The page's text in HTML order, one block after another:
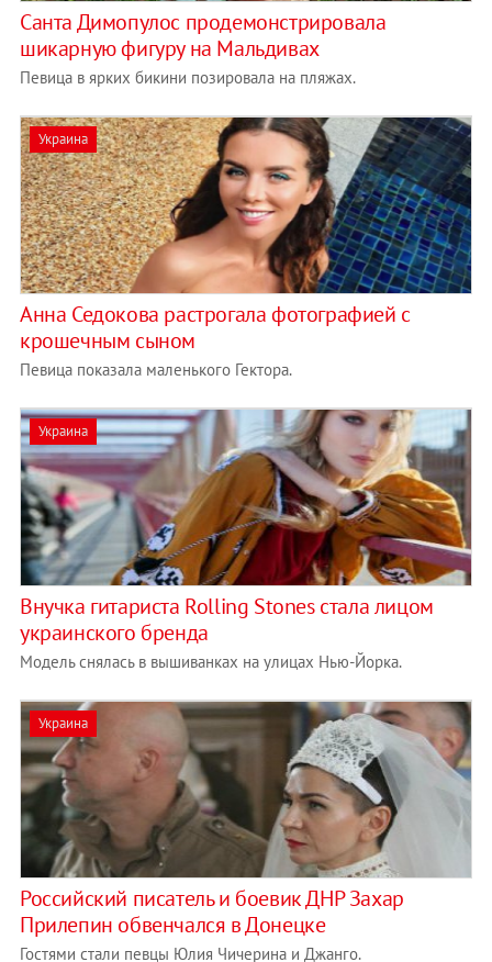
Санта Димопулос продемонстрировала
шикарную фигуру на Мальдивах
Певица в ярких бикини позировала на пляжах.
Украина
Анна Седокова растрогала фотографией с
крошечным сыном
Певица показала маленького Гектора.
Украина
Внучка гитариста Rolling Stones стала лицом
украинского бренда
Модель снялась в вышиванках на улицах Нью-Йорка.
Украина
Российский писатель и боевик ДНР Захар
Прилепин обвенчался в Донецке
Гостями стали певцы Юлия Чичерина и Джанго.